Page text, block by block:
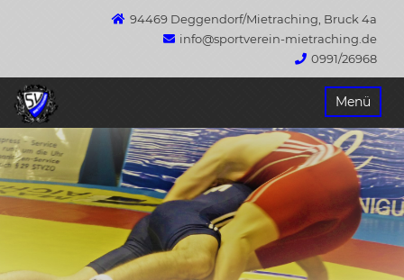
94469 Deggendorf/Mietraching, Bruck 4a
info@sportverein-mietraching.de
0991/26968
Menü